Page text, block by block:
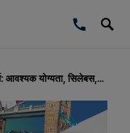
बी.एससी नर्सिंग (BSc Nursing) कोर्स: आवश्यक योग्यता, सिलेबस, कॉलेज और करियर स्कोप